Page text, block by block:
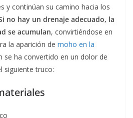
y continúan su camino hacia los
no hay un drenaje adecuado, la
se acumulan, convirtiéndose en
la aparición de moho en la
se ha convertido en un dolor de
siguiente truco: